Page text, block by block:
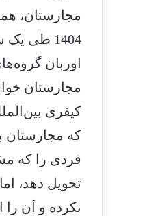
1404
اوربان
مجارستان
کیفری
که
فردی را که
تحویل دهد،
نکرده و آن